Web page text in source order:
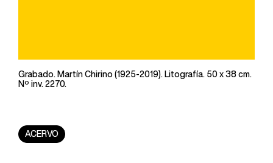
Grabado. Martín Chirino (1925-2019). Litografía. 50 x 38 cm.
Nº inv. 2270.
ACERVO